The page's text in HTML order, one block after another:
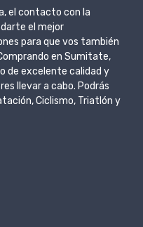
el contacto con la
el mejor
para que vos también
en Sumitate,
de excelente calidad y
llevar a cabo. Podrás
Ciclismo, Triatlón y